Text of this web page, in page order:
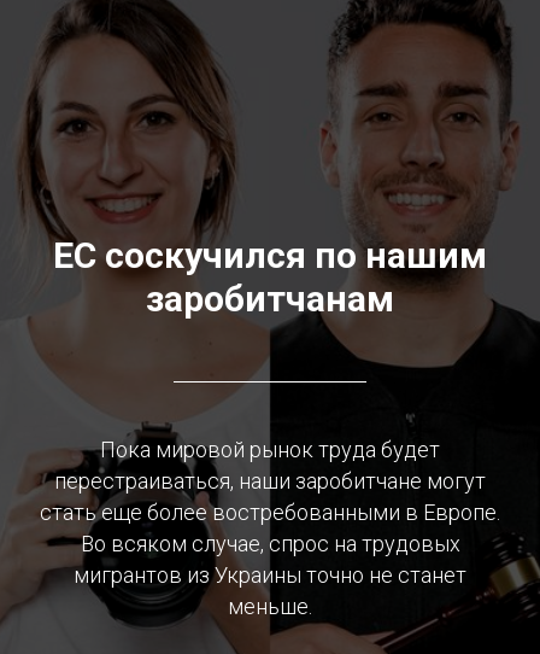
ЕС соскучился по нашим
заробитчанам
Пока мировой рынок труда будет
перестраиваться, наши заробитчане могут
стать еще более востребованными в Европе.
Во всяком случае, спрос на трудовых
мигрантов из Украины точно не станет
меньше.